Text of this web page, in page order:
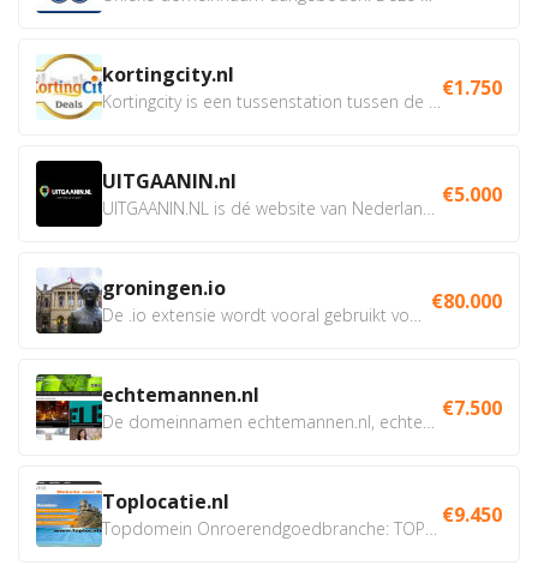
kortingcity.nl €1.750
UITGAANIN.nl €5.000
groningen.io €80.000
echtemannen.nl €7.500
Toplocatie.nl €9.450